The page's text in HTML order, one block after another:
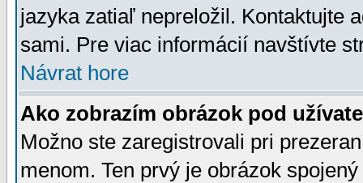
jazyka zatiaľ nepreložil. Kontaktujte
sami. Pre viac informácií navštívte
Návrat hore
Ako zobrazím obrázok pod
Možno ste zaregistrovali pri
menom. Ten prvý je obrázok